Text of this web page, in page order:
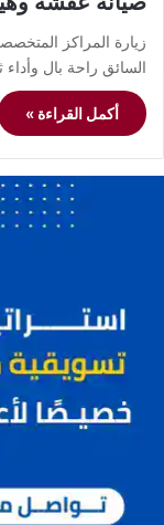
زيارة المراكز
السائق راحة بال
أكمل القراءة »